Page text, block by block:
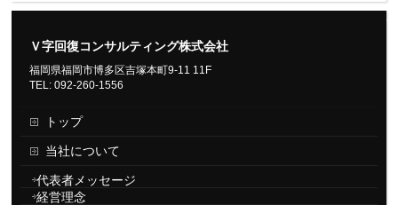
Ｖ字回復コンサルティング株式会社
福岡県福岡市博多区吉塚本町9-11 11F
TEL: 092-260-1556
トップ
当社について
代表者メッセージ
経営理念